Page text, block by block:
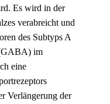
Es wird in der
verabreicht und
des Subtyps A
im
eine
Verlängerung der